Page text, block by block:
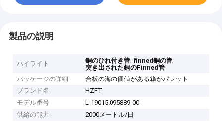
製品の説明
ハイライト 銅のひれ付き管, finned銅の管,
突き出された銅のFinned管
パッケージの詳細
合板の海の価値がある箱かパレット
ブランド名
HZFT
モデル番号
L-19015.095889-00
供給の能力
2000メートル/日